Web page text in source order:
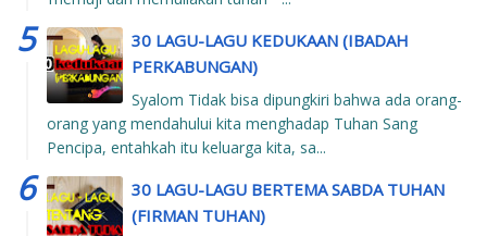
30 LAGU-LAGU KEDUKAAN (IBADAH
PERKABUNGAN)
Syalom Tidak bisa dipungkiri bahwa ada orang-
orang yang mendahului kita menghadap Tuhan Sang
Pencipa, entahkah itu keluarga kita, sa...
30 LAGU-LAGU BERTEMA SABDA TUHAN
(FIRMAN TUHAN)